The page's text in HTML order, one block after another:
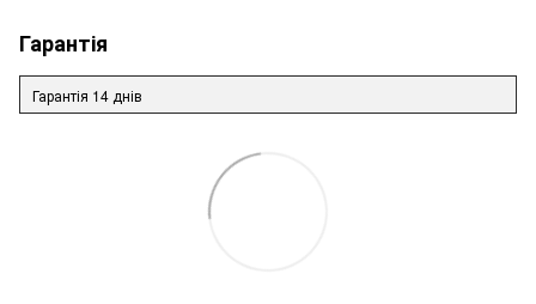
Гарантія
Гарантія 14 днів